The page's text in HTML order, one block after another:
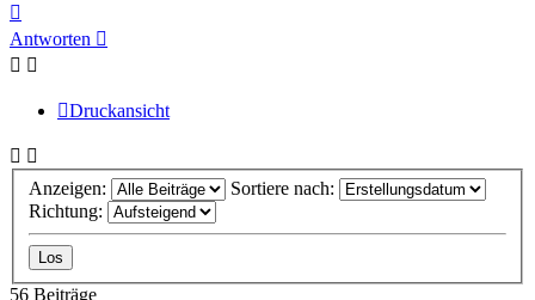
oben
Antworten
Druckansicht
Anzeigen:
Sortiere nach:
Richtung:
56 Beiträge